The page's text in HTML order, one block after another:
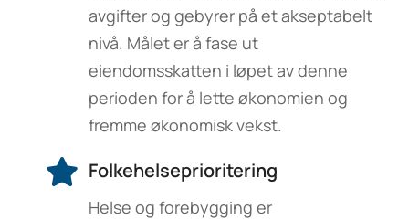
avgifter og gebyrer på et akseptabelt
nivå. Målet er å fase ut
eiendomsskatten i løpet av denne
perioden for å lette økonomien og
fremme økonomisk vekst.
Folkehelseprioritering
Helse og forebygging er